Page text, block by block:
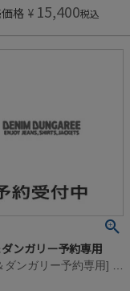
格 ¥ 15,400税込
ンガリー予約専用